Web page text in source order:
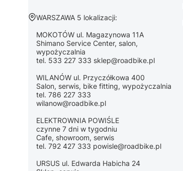
Adres:
WARSZAWA 5 lokalizacji:
MOKOTÓW ul. Magazynowa 11A
Shimano Service Center, salon,
wypożyczalnia
tel. 533 227 333 sklep@roadbike.pl
WILANÓW ul. Przyczółkowa 400
Salon, serwis, bike fitting, wypożyczalnia
tel. 786 227 333
wilanow@roadbike.pl
ELEKTROWNIA POWIŚLE
czynne 7 dni w tygodniu
Cafe, showroom, serwis
tel. 792 427 333 powisle@roadbike.pl
URSUS ul. Edwarda Habicha 24